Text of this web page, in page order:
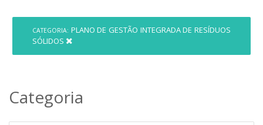
CATEGORIA: PLANO DE GESTÃO INTEGRADA DE RESÍDUOS
SÓLIDOS
Categoria